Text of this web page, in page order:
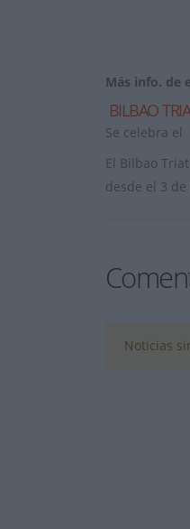
Más info. de
BILBAO
Se celebra el
El Bilbao
desde el 3
Noticias